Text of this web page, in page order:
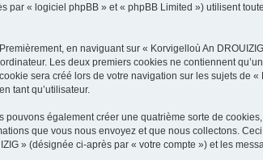
par « logiciel phpBB » et « phpBB Limited ») utilisent
en naviguant sur « Korvigelloù An
Les deux premiers cookies ne contiennent
sera créé lors de votre navigation sur les sujets de
tant qu’utilisateur.
pouvons également créer une quatrième sorte de
que vous nous envoyez et que nous collectons.
» (désignée ci-après par « votre compte ») et les